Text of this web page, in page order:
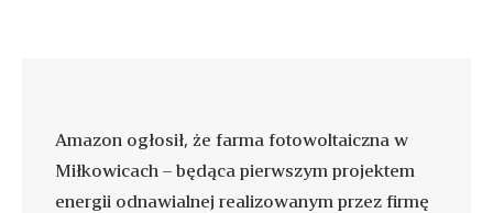
Amazon ogłosił, że farma fotowoltaiczna w
Miłkowicach – będąca pierwszym projektem
energii odnawialnej realizowanym przez firmę